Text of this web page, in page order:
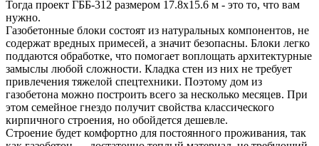
Тогда проект ГББ-312 размером 17.8х15.6 м - это то, что вам
нужно.
Газобетонные блоки состоят из натуральных компонентов, не
содержат вредных примесей, а значит безопасны. Блоки легко
поддаются обработке, что помогает воплощать архитектурные
замыслы любой сложности. Кладка стен из них не требует
привлечения тяжелой спецтехники. Поэтому дом из
газобетона можно построить всего за несколько месяцев. При
этом семейное гнездо получит свойства классического
кирпичного строения, но обойдется дешевле.
Строение будет комфортно для постоянного проживания, так